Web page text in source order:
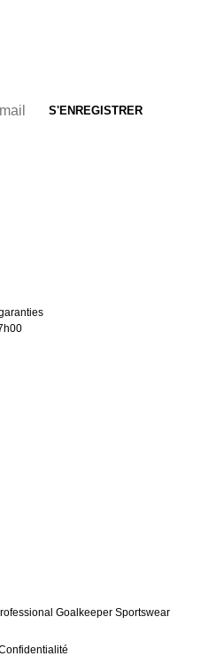
Goalkeeper Sportswear